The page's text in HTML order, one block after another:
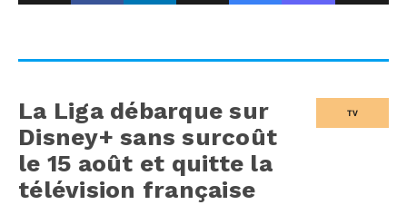
TV
La Liga débarque sur
Disney+ sans surcoût
le 15 août et quitte la
télévision française